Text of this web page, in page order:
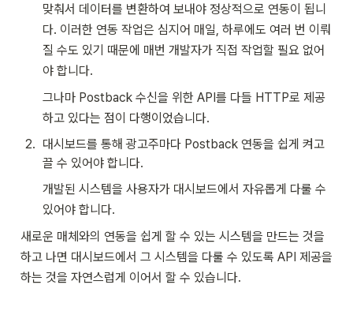
맞춰서 데이터를 변환하여 보내야 정상적으로 연동이 됩니
다. 이러한 연동 작업은 심지어 매일, 하루에도 여러 번 이뤄
질 수도 있기 때문에 매번 개발자가 직접 작업할 필요 없어
야 합니다.
그나마 Postback 수신을 위한 API를 다들 HTTP로 제공
하고 있다는 점이 다행이었습니다.
2. 대시보드를 통해 광고주마다 Postback 연동을 쉽게 켜고
끌 수 있어야 합니다.
개발된 시스템을 사용자가 대시보드에서 자유롭게 다룰 수
있어야 합니다.
새로운 매체와의 연동을 쉽게 할 수 있는 시스템을 만드는 것을
하고 나면 대시보드에서 그 시스템을 다룰 수 있도록 API 제공을
하는 것을 자연스럽게 이어서 할 수 있습니다.